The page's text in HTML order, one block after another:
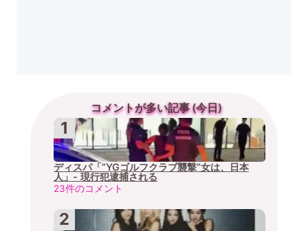
コメントが多い記事 (今日)
ディスパ「”YGゴルフクラブ襲撃”女は、日本
人」- 現行犯逮捕される
23件のコメント